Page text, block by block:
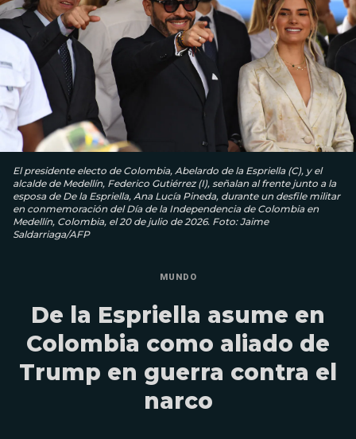
El presidente electo de Colombia, Abelardo de la Espriella (C), y el
alcalde de Medellín, Federico Gutiérrez (I), señalan al frente junto a la
esposa de De la Espriella, Ana Lucía Pineda, durante un desfile militar
en conmemoración del Día de la Independencia de Colombia en
Medellín, Colombia, el 20 de julio de 2026. Foto: Jaime
Saldarriaga/AFP
MUNDO
De la Espriella asume en
Colombia como aliado de
Trump en guerra contra el
narco